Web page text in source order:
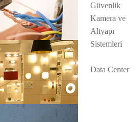
Güvenlik
Kamera ve
Altyapı
Sistemleri
Data Center